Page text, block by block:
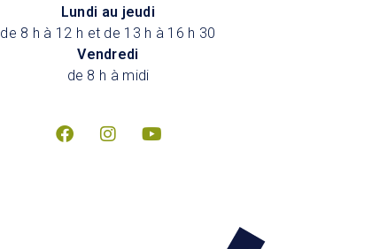
Lundi au jeudi
de 8 h à 12 h et de 13 h à 16 h 30
Vendredi
de 8 h à midi